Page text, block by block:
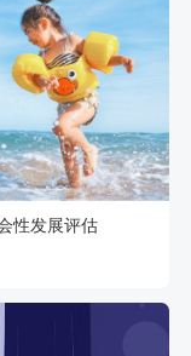
性发展评估